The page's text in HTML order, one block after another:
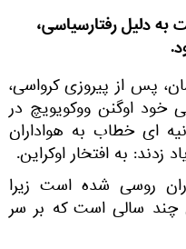
دلیل رفتارسیاسی،
پس از پیروزی کرواسی،
خود اوگنن ووکویویچ در
ای خطاب به هواداران
به افتخار اوکراین.
روسی شده است زیرا
چند سالی است که بر سر